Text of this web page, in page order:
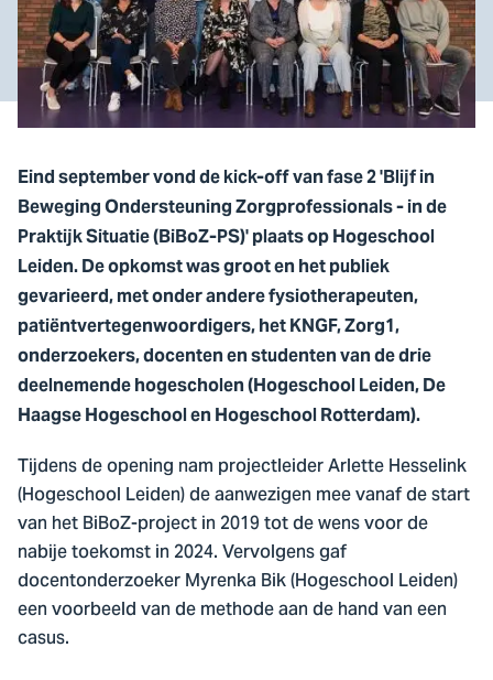
Eind september vond de kick-off van fase 2 'Blijf in
Beweging Ondersteuning Zorgprofessionals - in de
Praktijk Situatie (BiBoZ-PS)' plaats op Hogeschool
Leiden.De opkomst was groot en het publiek
gevarieerd, met onder andere fysiotherapeuten,
patiëntvertegenwoordigers, het KNGF, Zorg1,
onderzoekers, docenten en studenten van de drie
deelnemende hogescholen (Hogeschool Leiden, De
Haagse Hogeschool en Hogeschool Rotterdam).
Tijdens de opening nam projectleider Arlette Hesselink
(Hogeschool Leiden) de aanwezigen mee vanaf de start
van het BiBoZ-project in 2019 tot de wens voor de
nabije toekomst in 2024. Vervolgens gaf
docentonderzoeker Myrenka Bik (Hogeschool Leiden)
een voorbeeld van de methode aan de hand van een
casus.